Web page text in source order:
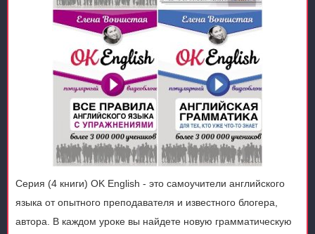
Серия (4 книги) OK English - это самоучители английского
языка от опытного преподавателя и известного блогера,
автора. В каждом уроке вы найдете новую грамматическую